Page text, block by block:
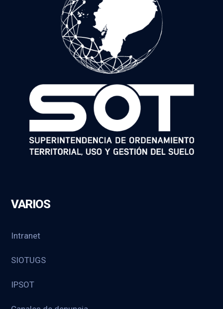
VARIOS
Intranet
SIOTUGS
IPSOT